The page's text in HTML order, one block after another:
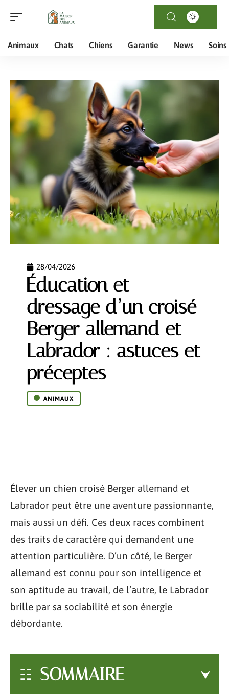
Animaux Chats Chiens Garantie News Soins
28/04/2026
Éducation et
dressage d’un croisé
Berger allemand et
Labrador : astuces et
préceptes
ANIMAUX
Élever un chien croisé Berger allemand et
Labrador peut être une aventure passionnante,
mais aussi un défi. Ces deux races combinent
des traits de caractère qui demandent une
attention particulière. D’un côté, le Berger
allemand est connu pour son intelligence et
son aptitude au travail, de l’autre, le Labrador
brille par sa sociabilité et son énergie
débordante.
SOMMAIRE